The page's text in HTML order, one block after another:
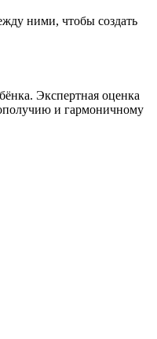
ними, чтобы создать
Экспертная оценка
и гармоничному